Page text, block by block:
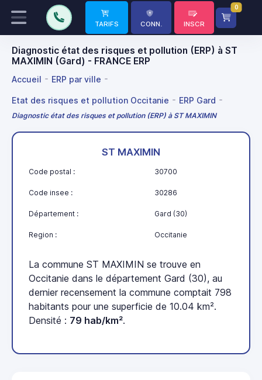
TARIFS CONN. INSCR
0
Diagnostic état des risques et pollution (ERP) à ST
MAXIMIN (Gard) - FRANCE ERP
Accueil ERP par ville
Etat des risques et pollution Occitanie ERP Gard
Diagnostic état des risques et pollution (ERP) à ST MAXIMIN
ST MAXIMIN
Code postal : 30700
Code insee : 30286
Département : Gard (30)
Region : Occitanie
La commune ST MAXIMIN se trouve en
Occitanie dans le département Gard (30), au
dernier recensement la commune comptait 798
habitants pour une superficie de 10.04 km².
Densité : 79 hab/km².